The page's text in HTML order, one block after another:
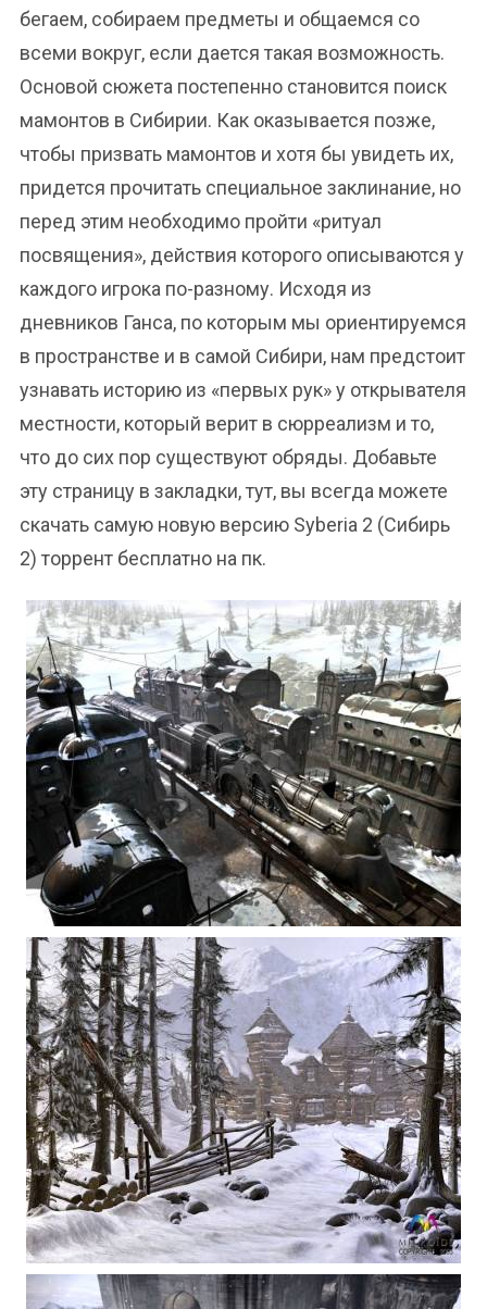
бегаем, собираем предметы и общаемся со
всеми вокруг, если дается такая возможность.
Основой сюжета постепенно становится поиск
мамонтов в Сибирии. Как оказывается позже,
чтобы призвать мамонтов и хотя бы увидеть их,
придется прочитать специальное заклинание, но
перед этим необходимо пройти «ритуал
посвящения», действия которого описываются у
каждого игрока по-разному. Исходя из
дневников Ганса, по которым мы ориентируемся
в пространстве и в самой Сибири, нам предстоит
узнавать историю из «первых рук» у открывателя
местности, который верит в сюрреализм и то,
что до сих пор существуют обряды. Добавьте
эту страницу в закладки, тут, вы всегда можете
скачать самую новую версию Syberia 2 (Сибирь
2) торрент бесплатно на пк.